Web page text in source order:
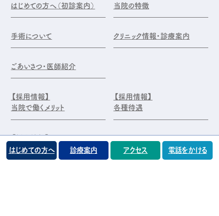
はじめての方へ（初診案内） 当院の特徴
手術について クリニック情報・診療案内
ごあいさつ・医師紹介
【採用情報】
当院で働くメリット
【採用情報】
各種待遇
【採用情報】
エントリー・お問合せ
はじめての方へ 診療案内 アクセス 電話をかける